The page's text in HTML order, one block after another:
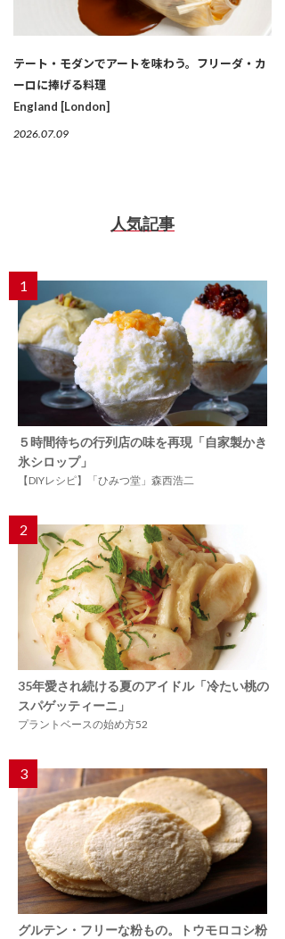
テート・モダンでアートを味わう。フリーダ・カ
ーロに捧げる料理
England [London]
2026.07.09
人気記事
1
５時間待ちの行列店の味を再現「自家製かき
氷シロップ」
【DIYレシピ】「ひみつ堂」森西浩二
2
35年愛され続ける夏のアイドル「冷たい桃の
スパゲッティーニ」
プラントベースの始め方52
3
グルテン・フリーな粉もの。トウモロコシ粉